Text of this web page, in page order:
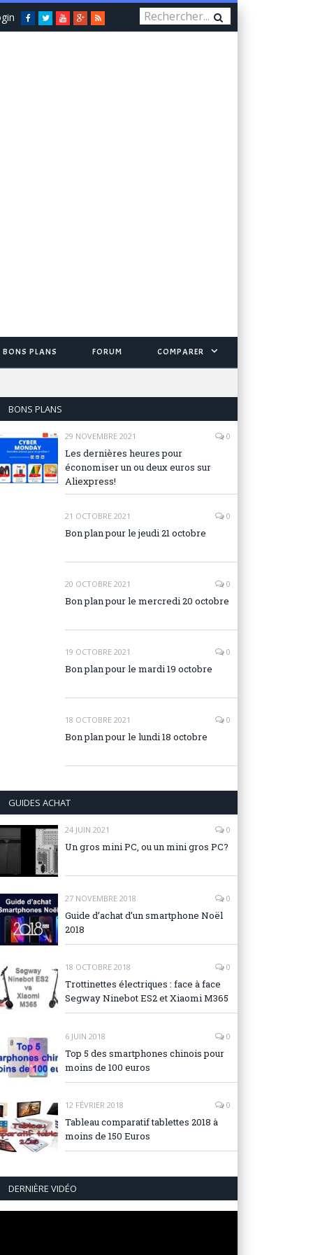
Facebook
TwitterYou
Tube
Google+
RSS
BONS PLANS FORUM COMPARER
BONS PLANS
29 NOVEMBRE 2021 0
Les dernières heures pour
économiser un ou deux euros sur
Aliexpress!
21 OCTOBRE 2021 0
Bon plan pour le jeudi 21 octobre
20 OCTOBRE 2021 0
Bon plan pour le mercredi 20 octobre
19 OCTOBRE 2021 0
Bon plan pour le mardi 19 octobre
18 OCTOBRE 2021 0
Bon plan pour le lundi 18 octobre
GUIDES ACHAT
24 JUIN 2021 0
Un gros mini PC, ou un mini gros PC?
27 NOVEMBRE 2018 0
Guide d’achat d’un smartphone Noël
2018
18 OCTOBRE 2018 0
Trottinettes électriques : face à face
Segway Ninebot ES2 et Xiaomi M365
6 JUIN 2018 0
Top 5 des smartphones chinois pour
moins de 100 euros
12 FÉVRIER 2018 0
Tableau comparatif tablettes 2018 à
moins de 150 Euros
DERNIÈRE VIDÉO